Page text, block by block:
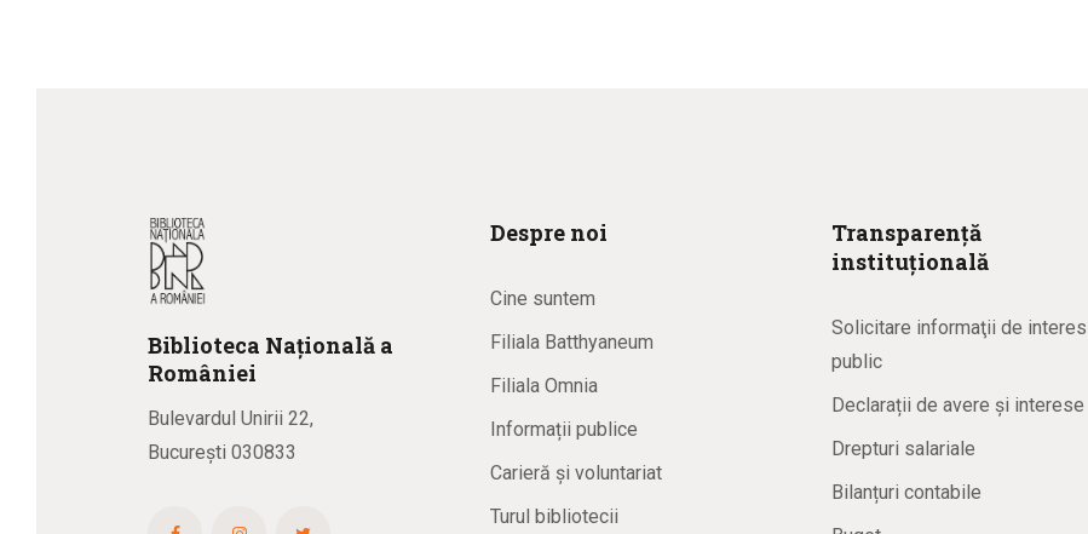
Biblioteca Națională a
României
Bulevardul Unirii 22,
București 030833
Despre noi
Cine suntem
Filiala Batthyaneum
Filiala Omnia
Informații publice
Carieră și voluntariat
Turul bibliotecii
Transparență
instituțională
Solicitare informaţii de interes
public
Declarații de avere și interese
Drepturi salariale
Bilanțuri contabile